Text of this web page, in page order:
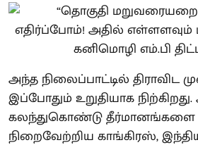
அந்த நிலைப்பாட்டில் திராவிட
இப்போதும் உறுதியாக
கலந்துகொண்டு தீர்மானங்களை
நிறைவேற்றிய காங்கிரஸ்,